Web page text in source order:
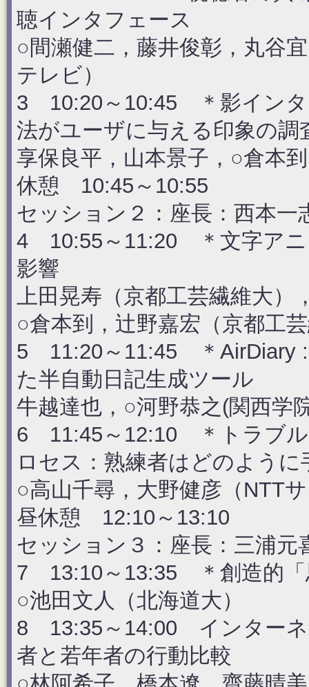
聴インタフェース
○間瀬健二，藤井俊彰，丸谷
テレビ）
3 10:20～10:45 ＊影インタ
法がユーザに与える印象の調
享保良平，山本景子，○倉本
休憩 10:45～10:55
セッション２：座長：西本一
4 10:55～11:20 ＊文字アニ
影響
上田晃寿（京都工芸繊維大）
○倉本到，辻野嘉宏（京都工
5 11:20～11:45 ＊AirDiary :
た半自動日記生成ツール
牛越達也，○河野恭之(関西学
6 11:45～12:10 ＊トラブル
ロセス：熟練者はどのよう
○高山千尋，大野健彦（NTT
昼休憩 12:10～13:10
セッション３：座長：三浦元
7 13:10～13:35 ＊創造的「
○池田文人（北海道大）
8 13:35～14:00 インターネ
者と若年者の行動比較